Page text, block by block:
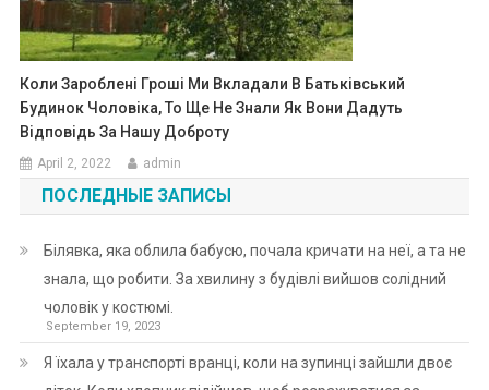
Коли Зароблені Гроші Ми Вкладали В Батьківський
Будинок Чоловіка, То Ще Не Знали Як Вони Дадуть
Відповідь За Нашу Доброту
April 2, 2022 admin
ПОСЛЕДНЫЕ ЗАПИСЫ
Білявка, яка облила бабусю, почала кричати на неї, а та не
знала, що робити. За хвилину з будівлі вийшов солідний
чоловік у костюмі.
September 19, 2023
Я їхала у транспорті вранці, коли на зупинці зайшли двоє